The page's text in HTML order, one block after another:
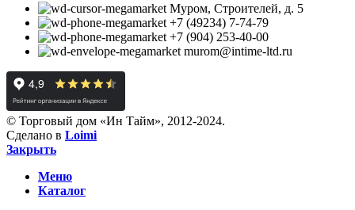
Муром, Строителей, д. 5
+7 (49234) 7-74-79
+7 (904) 253-40-00
murom@intime-ltd.ru
© Торговый дом «Ин Тайм», 2012-2024.
Сделано в Loimi
Закрыть
Меню
Каталог